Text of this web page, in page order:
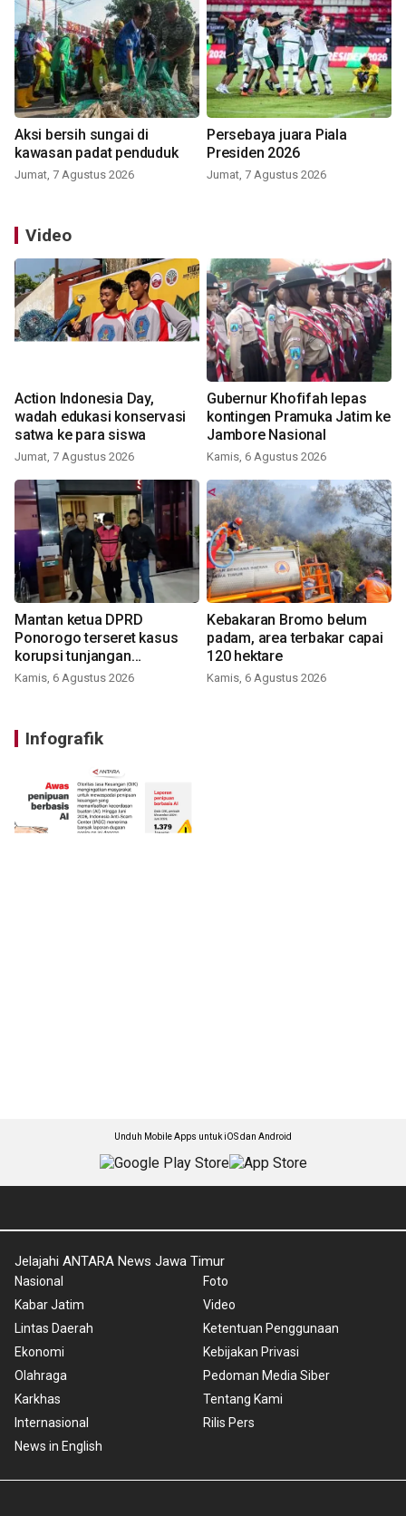
Aksi bersih sungai di
kawasan padat penduduk
Jumat, 7 Agustus 2026
Persebaya juara Piala
Presiden 2026
Jumat, 7 Agustus 2026
Video
Action Indonesia Day,
wadah edukasi konservasi
satwa ke para siswa
Jumat, 7 Agustus 2026
Gubernur Khofifah lepas
kontingen Pramuka Jatim ke
Jambore Nasional
Kamis, 6 Agustus 2026
Mantan ketua DPRD
Ponorogo terseret kasus
korupsi tunjangan
perumahan
Kamis, 6 Agustus 2026
Kebakaran Bromo belum
padam, area terbakar capai
120 hektare
Kamis, 6 Agustus 2026
Infografik
Unduh Mobile Apps untuk iOS dan Android
Jelajahi ANTARA News Jawa Timur
Nasional
Kabar Jatim
Lintas Daerah
Ekonomi
Olahraga
Karkhas
Internasional
News in English
Foto
Video
Ketentuan Penggunaan
Kebijakan Privasi
Pedoman Media Siber
Tentang Kami
Rilis Pers